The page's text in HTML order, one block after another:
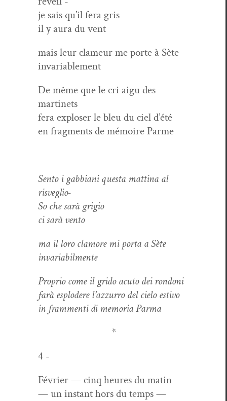
je sais qu’il fera gris
il y aura du vent
mais leur clameur me porte à Sète
invariablement
De même que le cri aigu des
martinets
fera explos­er le bleu du ciel d’été
en frag­ments de mémoire Parme
Sen­to i gab­biani ques­ta mat­ti­na al
risveglio-
So che sarà grigio
ci sarà vento
ma il loro clam­ore mi por­ta a Sète
invari­abil­mente
Pro­prio come il gri­do acu­to dei rondoni
farà esplodere l’az­zur­ro del cielo estivo
in fram­men­ti di memo­ria Parma
*
4 -
Févri­er — cinq heures du matin
— un instant hors du temps —